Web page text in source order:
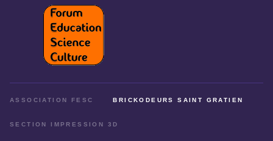
ASSOCIATION FESC BRICKODEURS SAINT GRATIEN
SECTION IMPRESSION 3D